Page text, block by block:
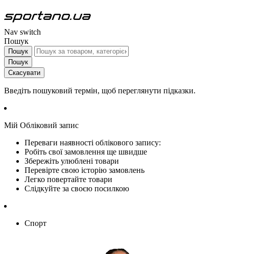
Nav switch
Пошук
Пошук
Пошук
Скасувати
Введіть пошуковий термін, щоб переглянути підказки.
Мій Обліковий запис
Переваги наявності облікового запису:
Робіть свої замовлення ще швидше
Збережіть улюблені товари
Перевірте свою історію замовлень
Легко повертайте товари
Слідкуйте за своєю посилкою
Спорт